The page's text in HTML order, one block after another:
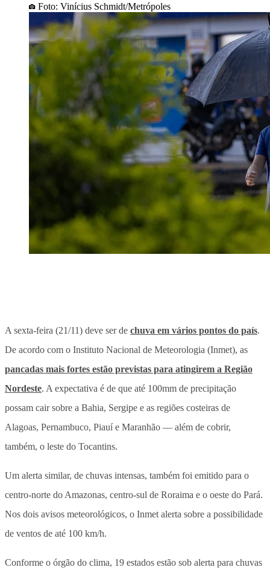
Foto: Vinícius Schmidt/Metrópoles
A sexta-feira (21/11) deve ser de chuva em vários pontos do país.
De acordo com o Instituto Nacional de Meteorologia (Inmet), as
pancadas mais fortes estão previstas para atingirem a Região
Nordeste. A expectativa é de que até 100mm de precipitação
possam cair sobre a Bahia, Sergipe e as regiões costeiras de
Alagoas, Pernambuco, Piauí e Maranhão — além de cobrir,
também, o leste do Tocantins.
Um alerta similar, de chuvas intensas, também foi emitido para o
centro-norte do Amazonas, centro-sul de Roraima e o oeste do Pará.
Nos dois avisos meteorológicos, o Inmet alerta sobre a possibilidade
de ventos de até 100 km/h.
Conforme o órgão do clima, 19 estados estão sob alerta para chuvas